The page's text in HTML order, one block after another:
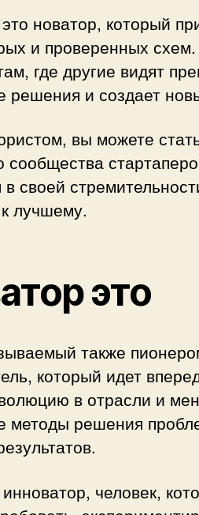
новатор, который
и проверенных
где другие видят
решения и создает
вы можете
сообщества
своей
лучшему.
это
также
который идет
в отрасли и
методы решения
человек,